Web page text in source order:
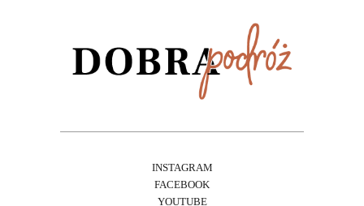
INSTAGRAM
FACEBOOK
YOUTUBE